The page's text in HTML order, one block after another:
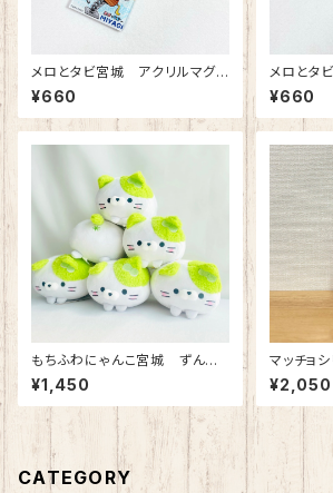
メロとタビ宮城 アクリルマグ
ネット
¥660
メロとタ
ネット
¥660
もちふわにゃんこ宮城 ずん
だ ぬいぐるみ
¥1,450
マッチョ
ールチェ
¥2,050
CATEGORY